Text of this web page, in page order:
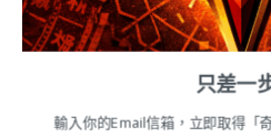
只差一
輸入你的Email信箱，立即取得「